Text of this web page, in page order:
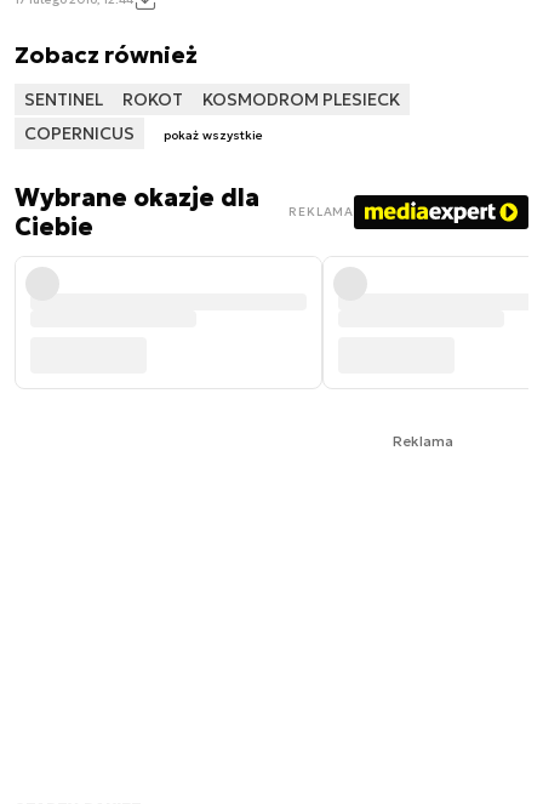
Zobacz również
SENTINEL ROKOT
KOSMODROM PLESIECK
COPERNICUS
pokaż wszystkie
Wybrane okazje dla
Ciebie
REKLAMA
Reklama